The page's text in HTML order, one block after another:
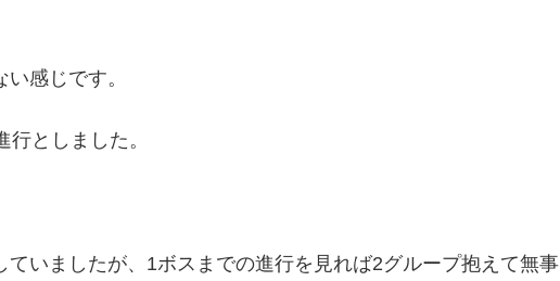
感じです。
としました。
いましたが、1ボスまでの進行を見れば2グループ抱えて無事